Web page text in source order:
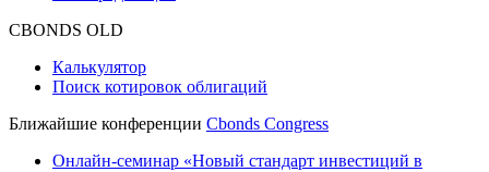
Оферта для юридических лиц
IT-аккредитация
Поиск котировок облигаций